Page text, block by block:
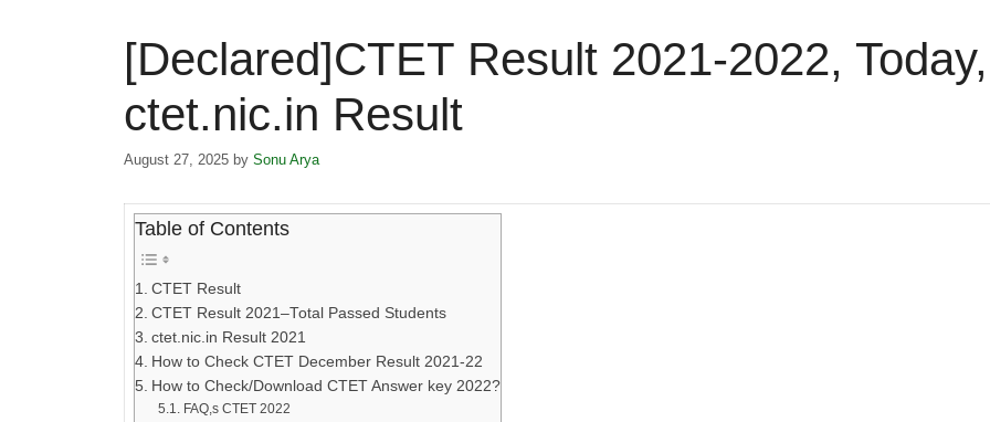
[Declared]CTET Result 2021-2022,
ctet.nic.in Result
August 27, 2025 by Sonu Arya
Table of Contents
CTET Result
CTET Result 2021–Total Passed Students
ctet.nic.in Result 2021
How to Check CTET December Result 2021-22
How to Check/Download CTET Answer key 2022?
FAQ,s CTET 2022